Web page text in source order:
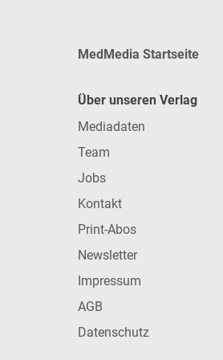
MedMedia Startseite
Über unseren Verlag
Mediadaten
Team
Jobs
Kontakt
Print-Abos
Newsletter
Impressum
AGB
Datenschutz